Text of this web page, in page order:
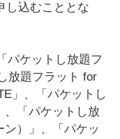
し込むこととな
パケットし放題フ
放題フラット for
」、「パケットし
、「パケットし放
）」、「パケッ